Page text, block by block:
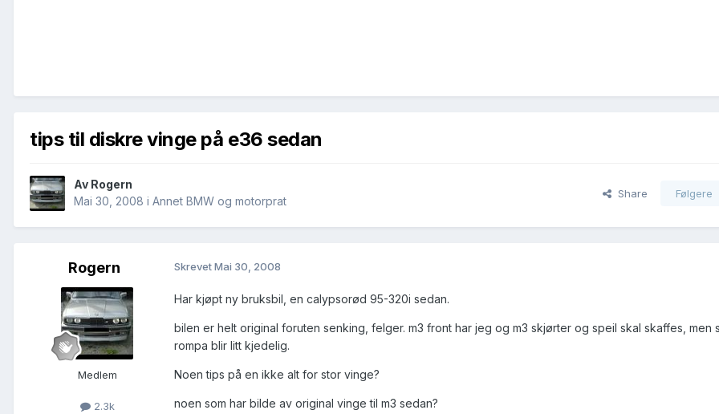
tips til diskre vinge på e36 sedan
Av Rogern
Mai 30, 2008 i Annet BMW og motorprat
Share Følgere
Rogern
Medlem
2.3k
SkrevetMai 30, 2008
Har kjøpt ny bruksbil, en calypsorød 95-320i sedan.
bilen er helt original foruten senking, felger. m3 front har jeg og m3 skjørter og speil skal skaffes, men
rompa blir litt kjedelig.
Noen tips på en ikke alt for stor vinge?
noen som har bilde av original vinge til m3 sedan?